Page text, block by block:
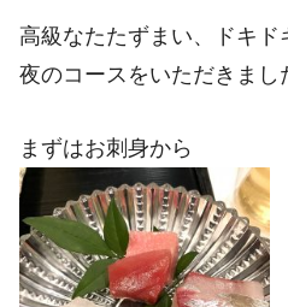
高級なたたずまい、ドキド
夜のコースをいただきまし
まずはお刺身から